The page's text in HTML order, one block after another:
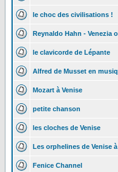
le choc des civilisations !
Reynaldo Hahn - Venezia
le clavicorde de Lépante
Alfred de Musset en
Mozart à Venise
petite chanson
les cloches de Venise
Les orphelines de Venise
Fenice Channel